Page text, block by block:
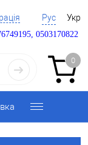
Рус Укр
0503170822
0